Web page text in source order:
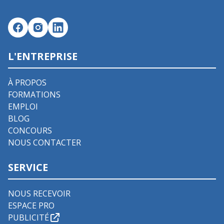
L'ENTREPRISE
À PROPOS
FORMATIONS
EMPLOI
BLOG
CONCOURS
NOUS CONTACTER
SERVICE
NOUS RECEVOIR
ESPACE PRO
PUBLICITÉ